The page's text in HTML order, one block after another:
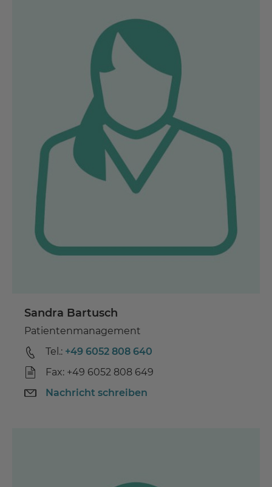
Sandra Bartusch
Patientenmanagement
Tel.: +49 6052 808 640
Fax: +49 6052 808 649
Nachricht schreiben